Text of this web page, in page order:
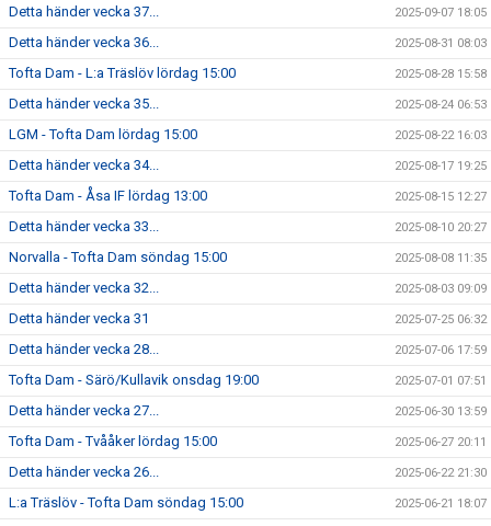
Detta händer vecka 37... 2025-09-07 18:05
Detta händer vecka 36... 2025-08-31 08:03
Tofta Dam - L:a Träslöv lördag 15:00 2025-08-28 15:58
Detta händer vecka 35... 2025-08-24 06:53
LGM - Tofta Dam lördag 15:00 2025-08-22 16:03
Detta händer vecka 34... 2025-08-17 19:25
Tofta Dam - Åsa IF lördag 13:00 2025-08-15 12:27
Detta händer vecka 33... 2025-08-10 20:27
Norvalla - Tofta Dam söndag 15:00 2025-08-08 11:35
Detta händer vecka 32... 2025-08-03 09:09
Detta händer vecka 31 2025-07-25 06:32
Detta händer vecka 28... 2025-07-06 17:59
Tofta Dam - Särö/Kullavik onsdag 19:00 2025-07-01 07:51
Detta händer vecka 27... 2025-06-30 13:59
Tofta Dam - Tvååker lördag 15:00 2025-06-27 20:11
Detta händer vecka 26... 2025-06-22 21:30
L:a Träslöv - Tofta Dam söndag 15:00 2025-06-21 18:07